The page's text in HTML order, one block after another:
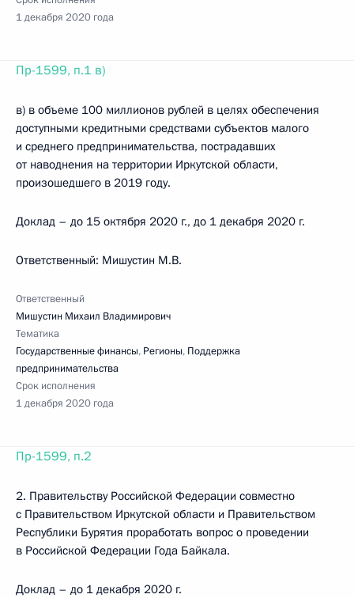
1 декабря 2020 года
Пр-1599, п.1 в)
в) в объеме 100 миллионов рублей в целях обеспечения
доступными кредитными средствами субъектов малого
и среднего предпринимательства, пострадавших
от наводнения на территории Иркутской области,
произошедшего в 2019 году.
Доклад – до 15 октября 2020 г., до 1 декабря 2020 г.
Ответственный: Мишустин М.В.
Ответственный
Мишустин Михаил Владимирович
Тематика
Государственные финансы, Регионы, Поддержка
предпринимательства
Срок исполнения
1 декабря 2020 года
Пр-1599, п.2
2. Правительству Российской Федерации совместно
с Правительством Иркутской области и Правительством
Республики Бурятия проработать вопрос о проведении
в Российской Федерации Года Байкала.
Доклад – до 1 декабря 2020 г.